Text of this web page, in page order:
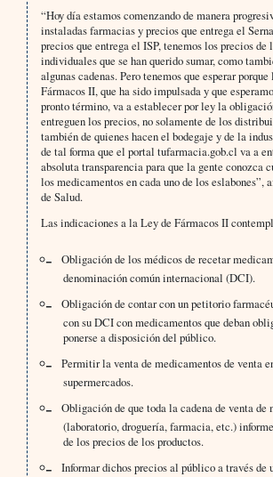
“Hoy día estamos comenzando de manera
instaladas farmacias y precios que entrega el
precios que entrega el ISP, tenemos los precios de
individuales que se han querido sumar, como
algunas cadenas. Pero tenemos que esperar
Fármacos II, que ha sido impulsada y que
pronto término, va a establecer por ley la
entreguen los precios, no solamente de los
también de quienes hacen el bodegaje y de la
de tal forma que el portal tufarmacia.gob.cl va a
absoluta transparencia para que la gente conozca
los medicamentos en cada uno de los
de Salud.
Las indicaciones a la Ley de Fármacos II
Obligación de los médicos de recetar
denominación común internacional (DCI).
Obligación de contar con un petitorio
con su DCI con medicamentos que deban
ponerse a disposición del público.
Permitir la venta de medicamentos de venta
supermercados.
Obligación de que toda la cadena de venta de
(laboratorio, droguería, farmacia, etc.)
de los precios de los productos.
Informar dichos precios al público a través de